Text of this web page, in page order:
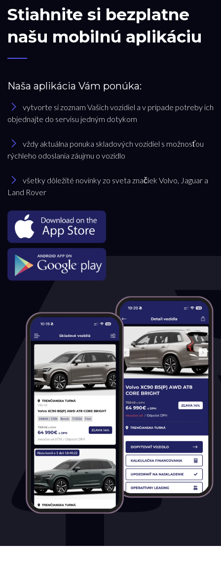
Stiahnite si bezplatne
našu mobilnú aplikáciu
Naša aplikácia Vám ponúka:
vytvorte si zoznam Vašich vozidiel a v prípade potreby ich
objednajte do servisu jedným dotykom
vždy aktuálna ponuka skladových vozidiel s možnosťou
rýchleho odoslania záujmu o vozidlo
všetky dôležité novinky zo sveta značiek Volvo, Jaguar a
Land Rover